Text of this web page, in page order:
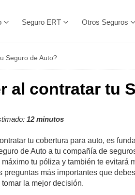
Seguro ERT Otros Seguros
Seguro de Auto?
al contratar tu
12 minutos
tu cobertura para auto, es
de Auto a tu compañía de
tu póliza y también te evitará
preguntas más importantes que
la mejor decisión.